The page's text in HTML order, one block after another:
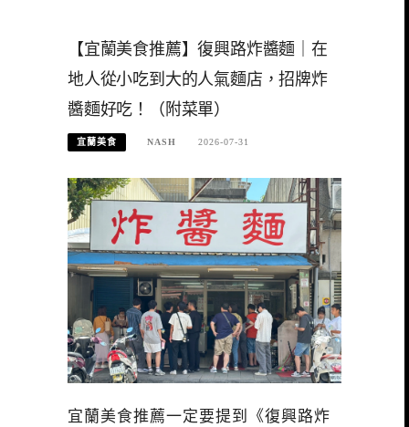
【宜蘭美食推薦】復興路炸醬麵｜在
地人從小吃到大的人氣麵店，招牌炸
醬麵好吃！（附菜單）
宜蘭美食 NASH 2026-07-31
宜蘭美食推薦一定要提到《復興路炸